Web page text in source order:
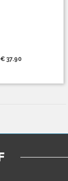
€ 37.90